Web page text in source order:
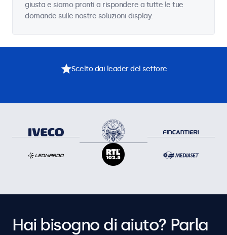
giusta e siamo pronti a rispondere a tutte le tue
domande sulle nostre soluzioni display.
Scelto dai leader del settore
Hai bisogno di aiuto? Parla